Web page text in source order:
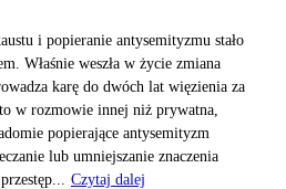
i popieranie antysemityzmu stało
Właśnie weszła w życie zmiana
karę do dwóch lat więzienia za
w rozmowie innej niż prywatna,
popierające antysemityzm
lub umniejszanie znaczenia
Czytaj dalej